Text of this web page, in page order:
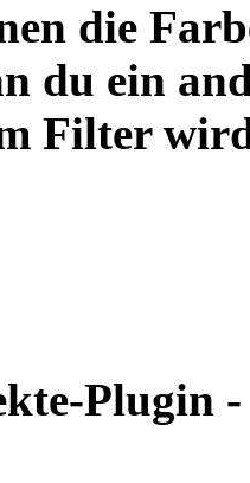
die
du ein
Filter
Plugin